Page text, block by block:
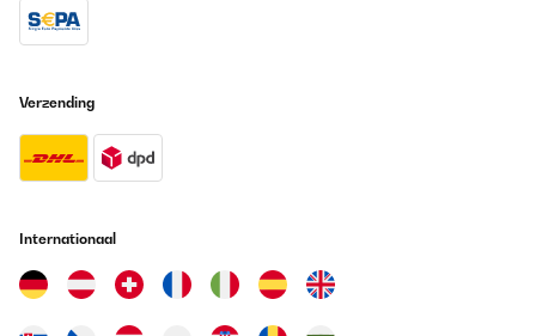
Verzending
Internationaal